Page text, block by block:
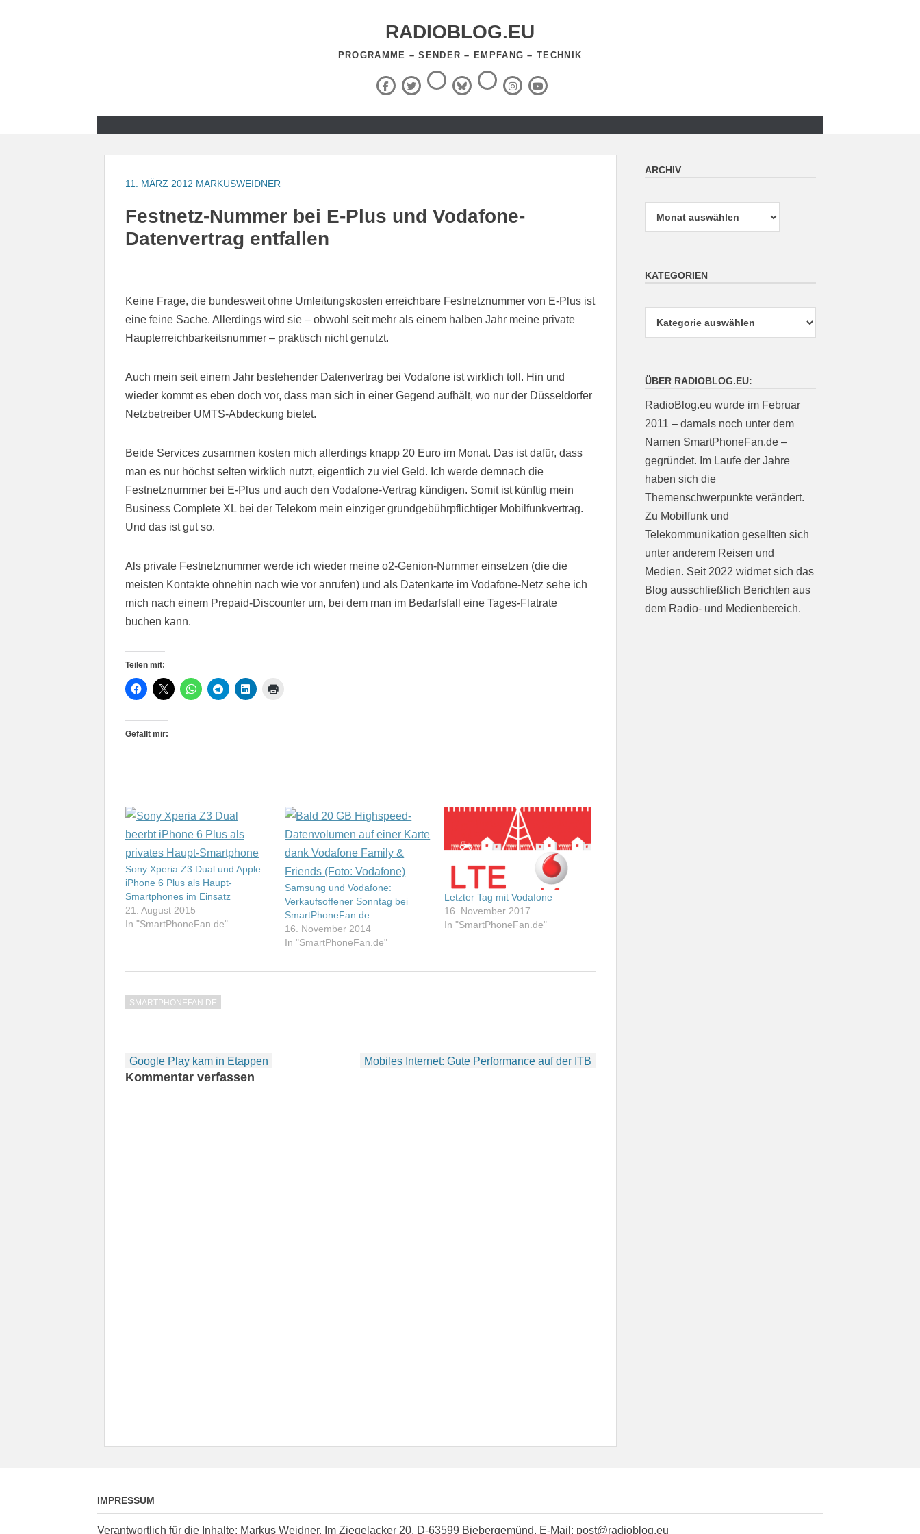
RADIOBLOG.EU
PROGRAMME – SENDER – EMPFANG – TECHNIK
Facebook
X
(Twitter)
ThreadsBlueSky
RSS-
Feed InstagramYouTube
11. MÄRZ 2012 MARKUSWEIDNER
Festnetz-Nummer bei E-Plus und Vodafone-
Datenvertrag entfallen
Keine Frage, die bundesweit ohne Umleitungskosten erreichbare Festnetznummer von E-Plus ist
eine feine Sache. Allerdings wird sie – obwohl seit mehr als einem halben Jahr meine private
Haupterreichbarkeitsnummer – praktisch nicht genutzt.
Auch mein seit einem Jahr bestehender Datenvertrag bei Vodafone ist wirklich toll. Hin und
wieder kommt es eben doch vor, dass man sich in einer Gegend aufhält, wo nur der Düsseldorfer
Netzbetreiber UMTS-Abdeckung bietet.
Beide Services zusammen kosten mich allerdings knapp 20 Euro im Monat. Das ist dafür, dass
man es nur höchst selten wirklich nutzt, eigentlich zu viel Geld. Ich werde demnach die
Festnetznummer bei E-Plus und auch den Vodafone-Vertrag kündigen. Somit ist künftig mein
Business Complete XL bei der Telekom mein einziger grundgebührpflichtiger Mobilfunkvertrag.
Und das ist gut so.
Als private Festnetznummer werde ich wieder meine o2-Genion-Nummer einsetzen (die die
meisten Kontakte ohnehin nach wie vor anrufen) und als Datenkarte im Vodafone-Netz sehe ich
mich nach einem Prepaid-Discounter um, bei dem man im Bedarfsfall eine Tages-Flatrate
buchen kann.
Teilen mit:
Gefällt mir:
Sony Xperia Z3 Dual und Apple
iPhone 6 Plus als Haupt-
Smartphones im Einsatz
21. August 2015
In "SmartPhoneFan.de"
Samsung und Vodafone:
Verkaufsoffener Sonntag bei
SmartPhoneFan.de
16. November 2014
In "SmartPhoneFan.de"
Letzter Tag mit Vodafone
16. November 2017
In "SmartPhoneFan.de"
SMARTPHONEFAN.DE
Beitragsnavigation
Google Play kam in Etappen Mobiles Internet: Gute Performance auf der ITB
Kommentar verfassen
ARCHIV
KATEGORIEN
ÜBER RADIOBLOG.EU:
RadioBlog.eu wurde im Februar
2011 – damals noch unter dem
Namen SmartPhoneFan.de –
gegründet. Im Laufe der Jahre
haben sich die
Themenschwerpunkte verändert.
Zu Mobilfunk und
Telekommunikation gesellten sich
unter anderem Reisen und
Medien. Seit 2022 widmet sich das
Blog ausschließlich Berichten aus
dem Radio- und Medienbereich.
IMPRESSUM
Verantwortlich für die Inhalte: Markus Weidner, Im Ziegelacker 20, D-63599 Biebergemünd, E-Mail: post@radioblog.eu